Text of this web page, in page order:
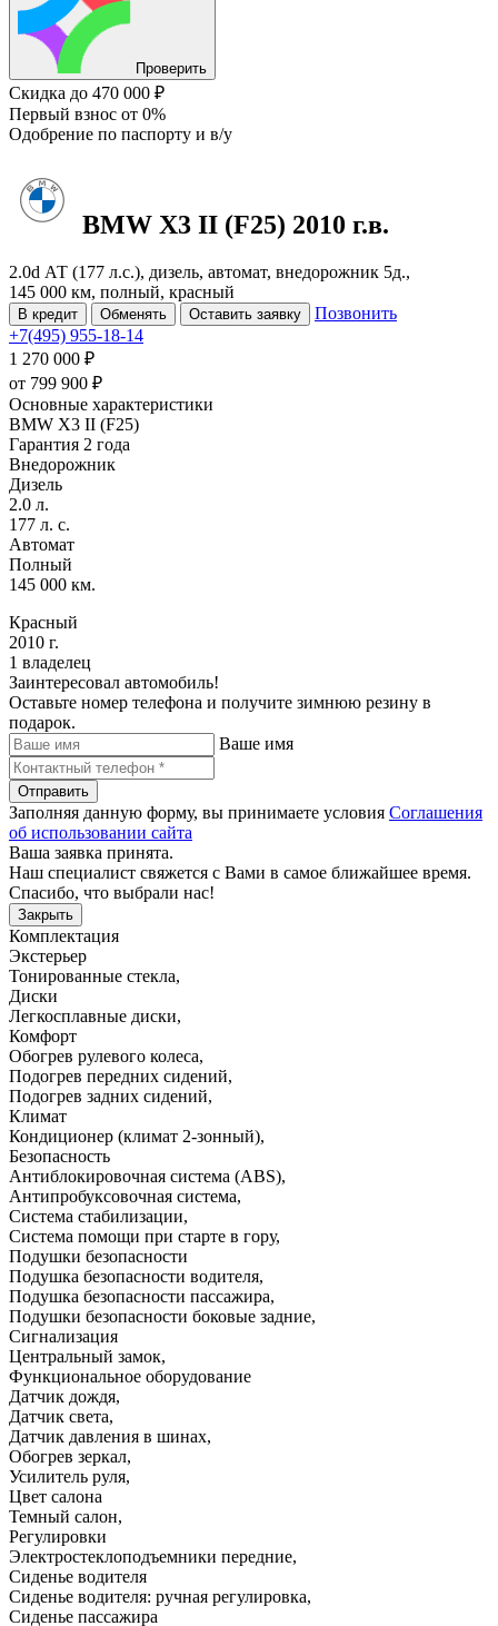
Проверить
Скидка до 470 000 ₽
Первый взнос от 0%
Одобрение по паспорту и в/у
BMW X3 II (F25) 2010 г.в.
2.0d АТ (177 л.с.), дизель, автомат, внедорожник 5д.,
145 000 км, полный, красный
В кредит Обменять Оставить заявку
Позвонить
+7(495) 955-18-14
1 270 000 ₽
от 799 900 ₽
Основные характеристики
BMW X3 II (F25)
Гарантия 2 года
Внедорожник
Дизель
2.0 л.
177 л. с.
Автомат
Полный
145 000 км.
Красный
2010 г.
1 владелец
Заинтересовал автомобиль!
Оставьте номер телефона и получите зимнюю резину в
подарок.
Ваше имя
Отправить
Заполняя данную форму, вы принимаете условия Соглашения
об использовании сайта
Ваша заявка принята.
Наш специалист свяжется с Вами в самое ближайшее время.
Спасибо, что выбрали нас!
Закрыть
Комплектация
Экстерьер
Тонированные стекла,
Диски
Легкосплавные диски,
Комфорт
Обогрев рулевого колеса,
Подогрев передних сидений,
Подогрев задних сидений,
Климат
Кондиционер (климат 2-зонный),
Безопасность
Антиблокировочная система (ABS),
Антипробуксовочная система,
Система стабилизации,
Система помощи при старте в гору,
Подушки безопасности
Подушка безопасности водителя,
Подушка безопасности пассажира,
Подушки безопасности боковые задние,
Сигнализация
Центральный замок,
Функциональное оборудование
Датчик дождя,
Датчик света,
Датчик давления в шинах,
Обогрев зеркал,
Усилитель руля,
Цвет салона
Темный салон,
Регулировки
Электростеклоподъемники передние,
Сиденье водителя
Сиденье водителя: ручная регулировка,
Сиденье пассажира